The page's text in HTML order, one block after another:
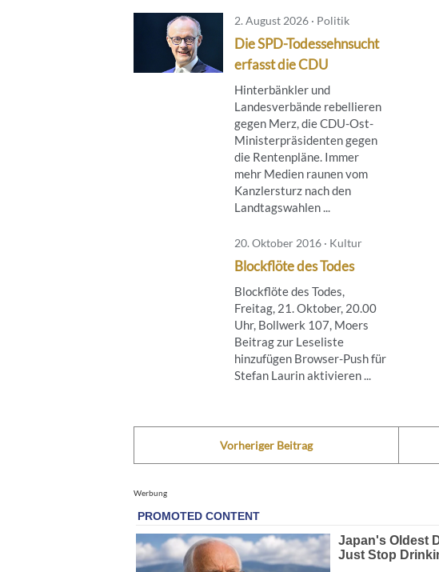
2. August 2026 · Politik
Die SPD-Todessehnsucht
erfasst die CDU
Hinterbänkler und
Landesverbände rebellieren
gegen Merz, die CDU-Ost-
Ministerpräsidenten gegen
die Rentenpläne. Immer
mehr Medien raunen vom
Kanzlersturz nach den
Landtagswahlen ...
20. Oktober 2016 · Kultur
Blockflöte des Todes
Blockflöte des Todes,
Freitag, 21. Oktober, 20.00
Uhr, Bollwerk 107, Moers
Beitrag zur Leseliste
hinzufügen Browser-Push für
Stefan Laurin aktivieren ...
Vorheriger Beitrag
Werbung